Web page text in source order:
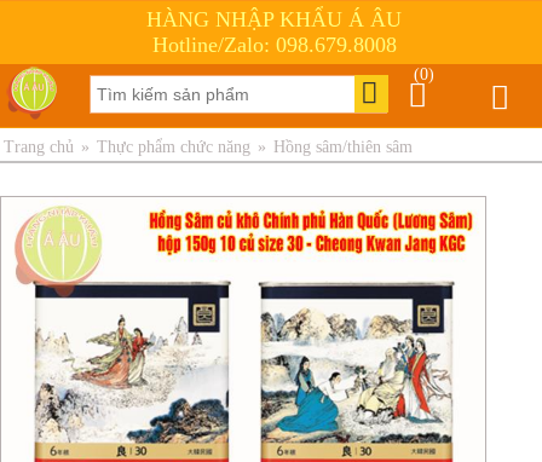
HÀNG NHẬP KHẨU Á ÂU
Hotline/Zalo: 098.679.8008
(0)
Trang chủ » Thực phẩm chức năng » Hồng sâm/thiên sâm